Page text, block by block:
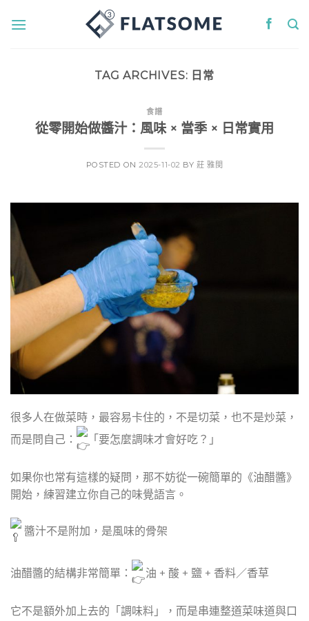
TAG ARCHIVES: 日常
食譜
從零開始做醬汁：風味 × 當季 × 日常實用
POSTED ON2025-11-02 BY莊 雅閔
很多人在做菜時，最容易卡住的，不是切菜，也不是炒菜，
而是問自己：
「要怎麼調味才會好吃？」
如果你也常有這樣的疑問，那不妨從一碗簡單的《油醋醬》
開始，練習建立你自己的味覺語言。
醬汁不是附加，是風味的骨架
油醋醬的結構非常簡單： 油 + 酸 + 鹽 + 香料／香草
它不是額外加上去的「調味料」，而是串連整道菜味道與口